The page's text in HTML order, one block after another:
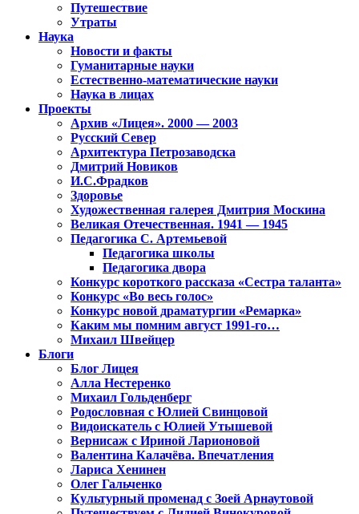
Путешествие
Утраты
Наука
Новости и факты
Гуманитарные науки
Естественно-математические науки
Наука в лицах
Проекты
Архив «Лицея». 2000 — 2003
Русский Север
Архитектура Петрозаводска
Дмитрий Новиков
И.С.Фрадков
Здоровье
Художественная галерея Дмитрия Москина
Великая Отечественная. 1941 — 1945
Педагогика С. Артемьевой
Педагогика школы
Педагогика двора
Конкурс короткого рассказа «Сестра таланта»
Конкурс «Во весь голос»
Конкурс новой драматургии «Ремарка»
Каким мы помним август 1991-го…
Михаил Швейцер
Блоги
Блог Лицея
Алла Нестеренко
Михаил Гольденберг
Родословная с Юлией Свинцовой
Видоискатель с Юлией Утышевой
Вернисаж с Ириной Ларионовой
Валентина Калачёва. Впечатления
Лариса Хенинен
Олег Гальченко
Культурный променад с Зоей Арнаутовой